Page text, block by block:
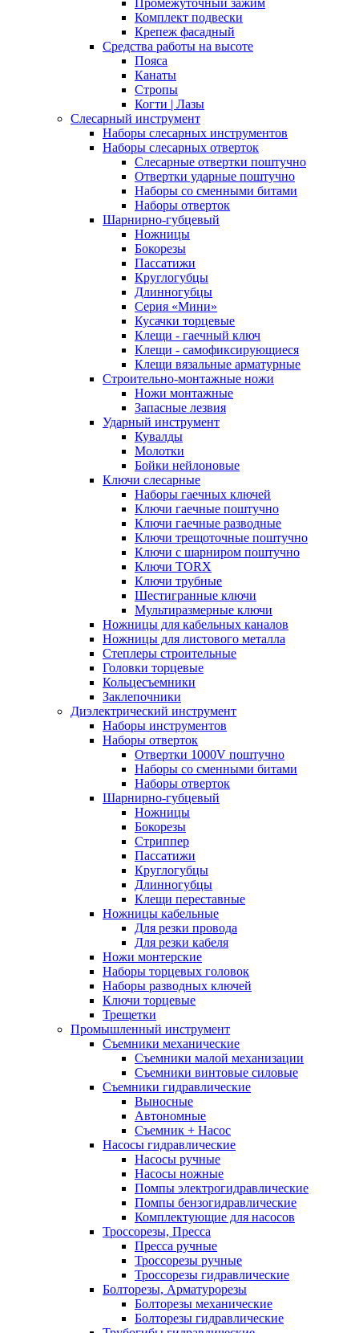
Промежуточный зажим
Комплект подвески
Крепеж фасадный
Средства работы на высоте
Пояса
Канаты
Стропы
Когти | Лазы
Слесарный инструмент
Наборы слесарных инструментов
Наборы слесарных отверток
Слесарные отвертки поштучно
Отвертки ударные поштучно
Наборы со сменными битами
Наборы отверток
Шарнирно-губцевый
Ножницы
Бокорезы
Пассатижи
Круглогубцы
Длинногубцы
Серия «Мини»
Кусачки торцевые
Клещи - гаечный ключ
Клещи - самофиксирующиеся
Клещи вязальные арматурные
Строительно-монтажные ножи
Ножи монтажные
Запасные лезвия
Ударный инструмент
Кувалды
Молотки
Бойки нейлоновые
Ключи слесарные
Наборы гаечных ключей
Ключи гаечные поштучно
Ключи гаечные разводные
Ключи трещоточные поштучно
Ключи с шарниром поштучно
Ключи TORX
Ключи трубные
Шестигранные ключи
Мультиразмерные ключи
Ножницы для кабельных каналов
Ножницы для листового металла
Степлеры строительные
Головки торцевые
Кольцесъемники
Заклепочники
Диэлектрический инструмент
Наборы инструментов
Наборы отверток
Отвертки 1000V поштучно
Наборы со сменными битами
Наборы отверток
Шарнирно-губцевый
Ножницы
Бокорезы
Стриппер
Пассатижи
Круглогубцы
Длинногубцы
Клещи переставные
Ножницы кабельные
Для резки провода
Для резки кабеля
Ножи монтерские
Наборы торцевых головок
Наборы разводных ключей
Ключи торцевые
Трещетки
Промышленный инструмент
Съемники механические
Съемники малой механизации
Съемники винтовые силовые
Съемники гидравлические
Выносные
Автономные
Съемник + Насос
Насосы гидравлические
Насосы ручные
Насосы ножные
Помпы электрогидравлические
Помпы бензогидравлические
Комплектующие для насосов
Троссорезы, Пресса
Пресса ручные
Троссорезы ручные
Троссорезы гидравлические
Болторезы, Арматурорезы
Болторезы механические
Болторезы гидравлические